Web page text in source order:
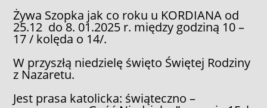
Żywa Szopka jak co roku u KORDIANA od
25.12 do 8. 01.2025 r. między godziną 10 –
17 / kolęda o 14/.
W przyszłą niedzielę święto Świętej Rodziny
z Nazaretu.
Jest prasa katolicka: świąteczno –